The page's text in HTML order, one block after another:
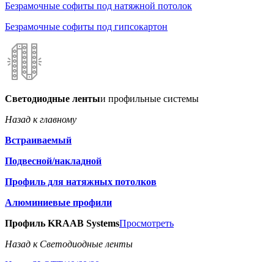
Безрамочные софиты под натяжной потолок
Безрамочные софиты под гипсокартон
Светодиодные лентыи профильные системы
Назад к главному
Встраиваемый
Подвесной/накладной
Профиль для натяжных потолков
Алюминиевые профили
Профиль KRAAB SystemsПросмотреть
Назад к Светодиодные ленты